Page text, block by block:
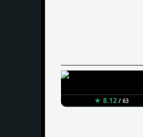
★ 8.12/ 63